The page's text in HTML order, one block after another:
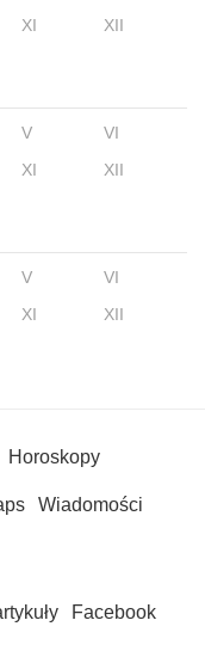
XI XII
V
VI
XI XII
V
VI
XI XII
Horoskopy
Wiadomości
Facebook